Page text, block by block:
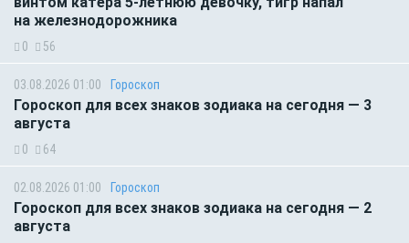
на железнодорожника
0 56
03.08.2026 01:00 Гороскоп
Гороскоп для всех знаков зодиака на сегодня — 3
августа
0 64
02.08.2026 01:00 Гороскоп
Гороскоп для всех знаков зодиака на сегодня — 2
августа